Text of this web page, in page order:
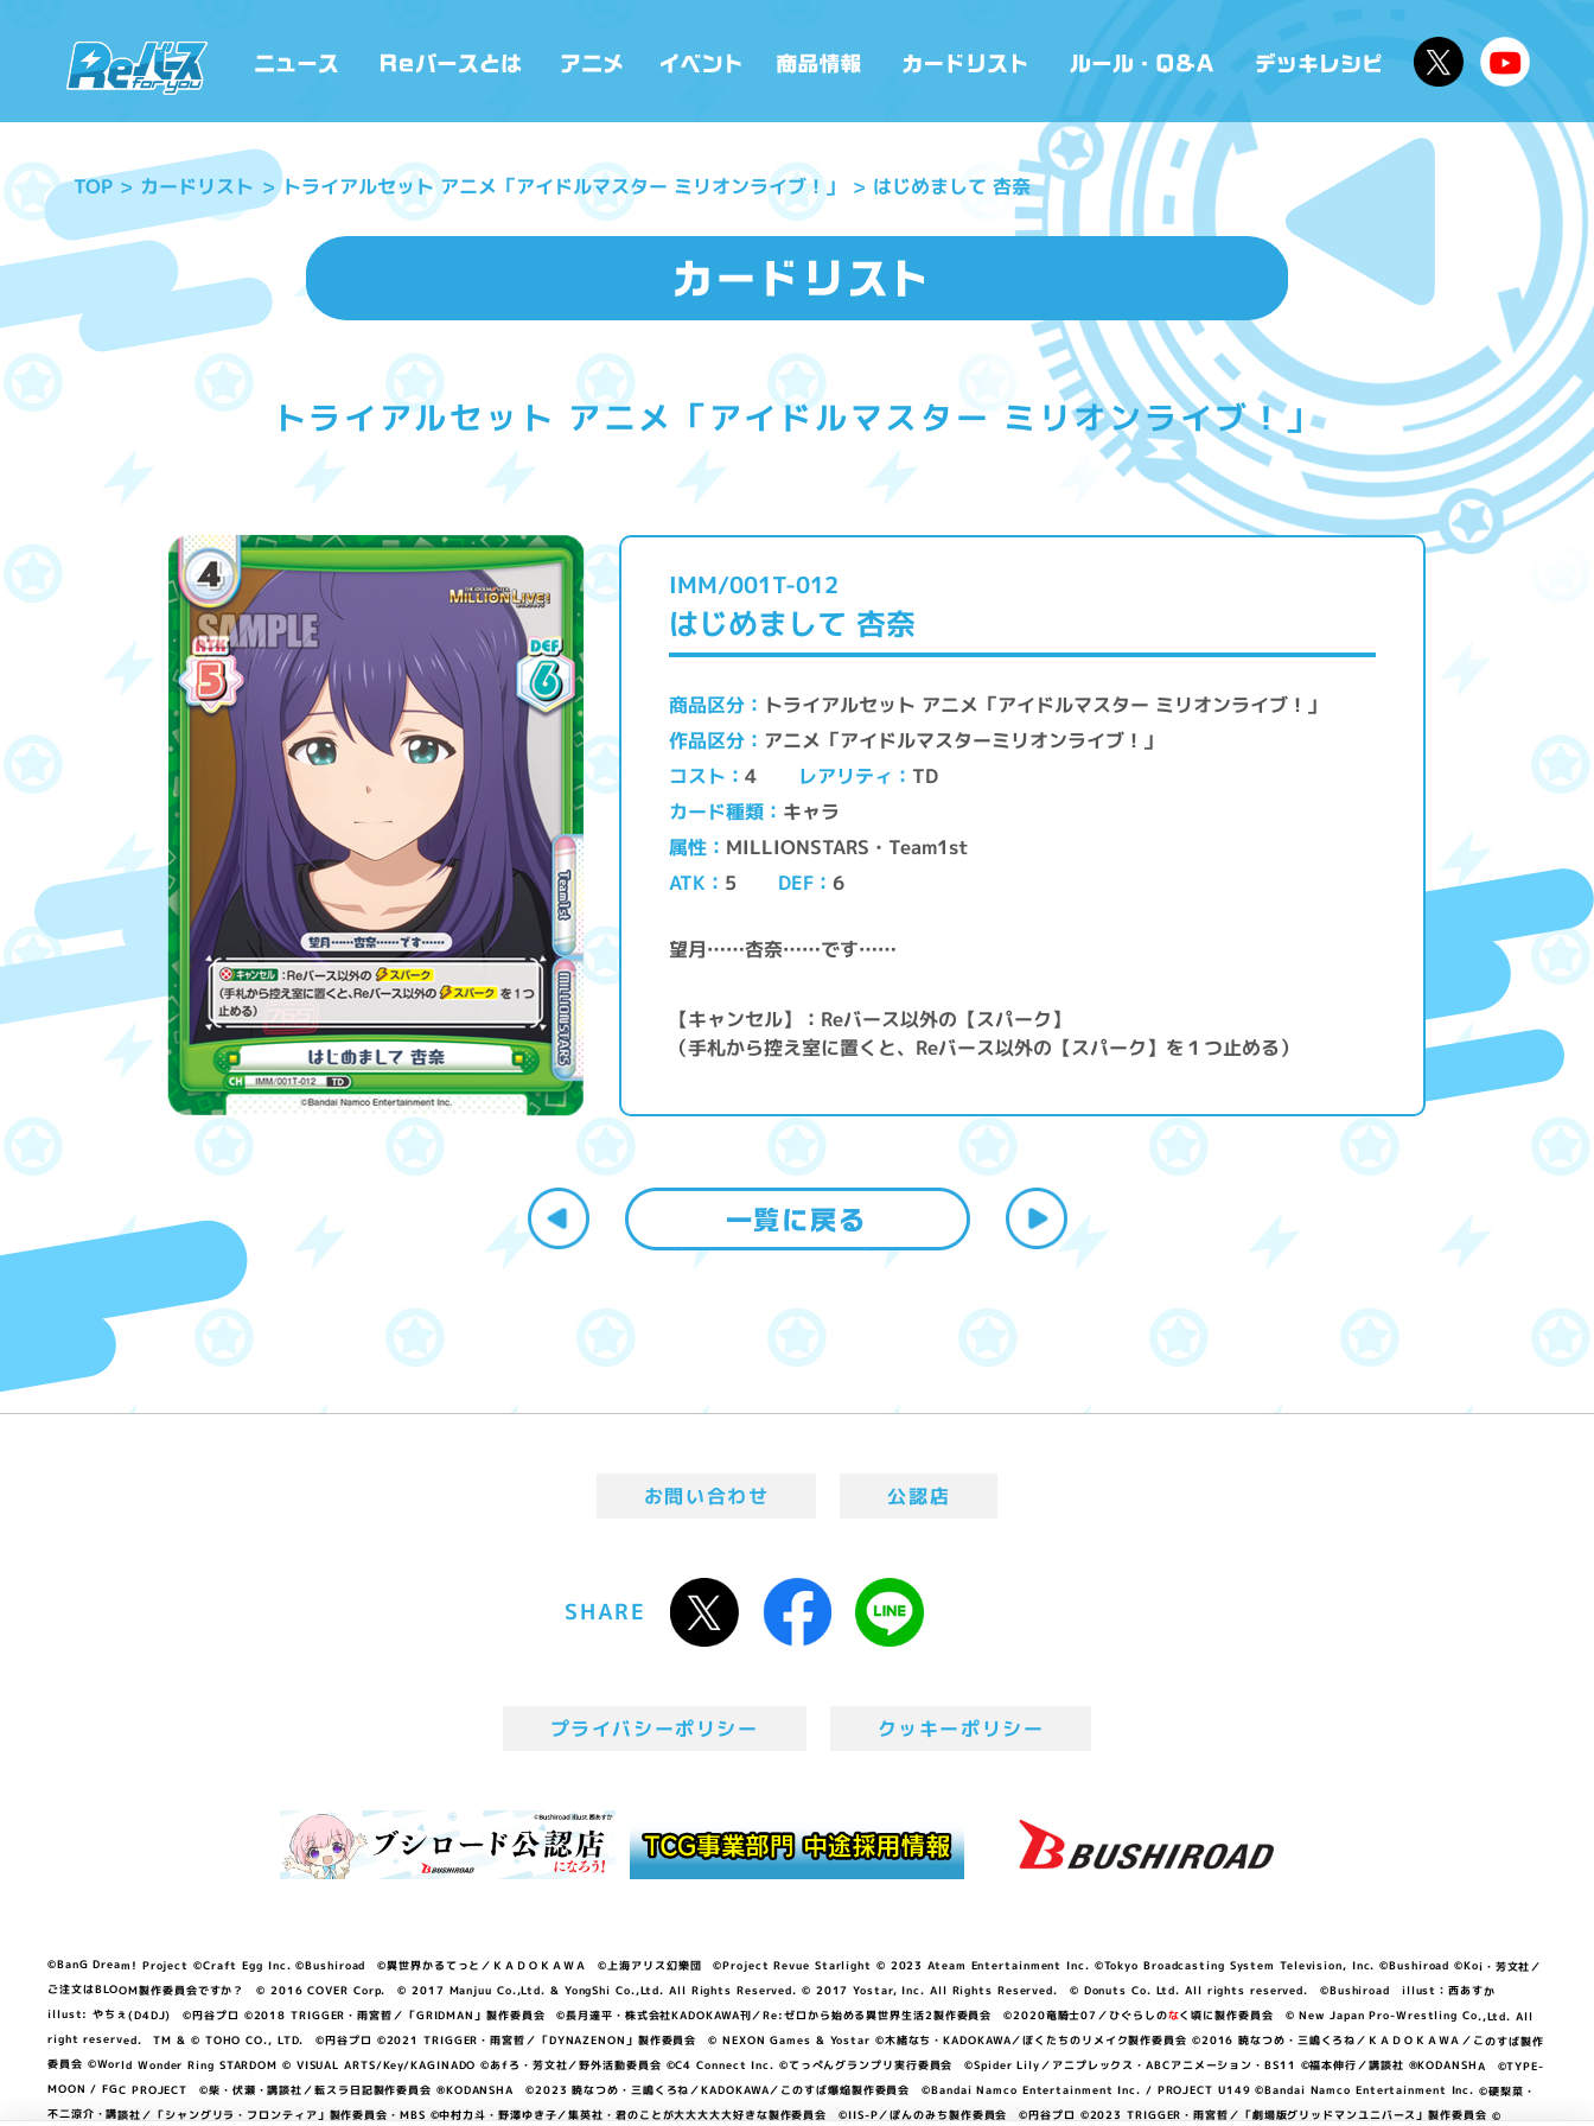
TOP カードリスト トライアルセット アニメ「アイドルマスター ミリオンライブ！」 はじめまして 杏奈
トライアルセット アニメ「アイドルマスター ミリオンライブ！」
IMM/001T-012
はじめまして 杏奈
商品区分 トライアルセット アニメ「アイドルマスター ミリオンライブ！」
作品区分 アニメ「アイドルマスターミリオンライブ！」
コスト 4 レアリティ TD
カード種類 キャラ
属性 MILLIONSTARS・Team1st
ATK 5 DEF 6
望月……杏奈……です……
【キャンセル】：Reバース以外の【スパーク】
（手札から控え室に置くと、Reバース以外の【スパーク】を１つ止める）
お問い合わせ 公認店
SHARE
プライバシーポリシー クッキーポリシー
©BanG Dream! Project ©Craft Egg Inc. ©Bushiroad ©異世界かるてっと／ＫＡＤＯＫＡＷＡ ©上海アリス幻樂団 ©Project Revue Starlight © 2023 Ateam Entertainment Inc. ©Tokyo Broadcasting System Television, Inc. ©Bushiroad ©Koi・芳文社／
ご注文はBLOOM製作委員会ですか？ © 2016 COVER Corp. © 2017 Manjuu Co.,Ltd. & YongShi Co.,Ltd. All Rights Reserved. © 2017 Yostar, Inc. All Rights Reserved. © Donuts Co. Ltd. All rights reserved. ©Bushiroad illust：西あすか
illust: やちぇ(D4DJ) ©円谷プロ ©2018 TRIGGER・雨宮哲／「GRIDMAN」製作委員会 ©長月達平・株式会社KADOKAWA刊／Re:ゼロから始める異世界生活2製作委員会 ©2020竜騎士07／ひぐらしのなく頃に製作委員会 © New Japan Pro-Wrestling Co.,Ltd. All
right reserved. TM & © TOHO CO., LTD. ©円谷プロ ©2021 TRIGGER・雨宮哲／「DYNAZENON」製作委員会 © NEXON Games & Yostar ©木緒なち・KADOKAWA／ぼくたちのリメイク製作委員会 ©2016 暁なつめ・三嶋くろね／ＫＡＤＯＫＡＷＡ／このすば製作
委員会 ©World Wonder Ring STARDOM © VISUAL ARTS/Key/KAGINADO ©あfろ・芳文社／野外活動委員会 ©C4 Connect Inc. ©てっぺんグランプリ実行委員会 ©Spider Lily／アニプレックス・ABCアニメーション・BS11 ©福本伸行／講談社 ®KODANSHA ©TYPE-
MOON / FGC PROJECT ©柴・伏瀬・講談社／転スラ日記製作委員会 ®KODANSHA ©2023 暁なつめ・三嶋くろね／KADOKAWA／このすば爆焔製作委員会 ©Bandai Namco Entertainment Inc. / PROJECT U149 ©Bandai Namco Entertainment Inc. ©硬梨菜・
不二涼介・講談社／「シャングリラ・フロンティア」製作委員会・MBS ©中村力斗・野澤ゆき子／集英社・君のことが大大大大大好きな製作委員会 ©IIS-P／ぽんのみち製作委員会 ©円谷プロ ©2023 TRIGGER・雨宮哲／「劇場版グリッドマンユニバース」製作委員会 ©